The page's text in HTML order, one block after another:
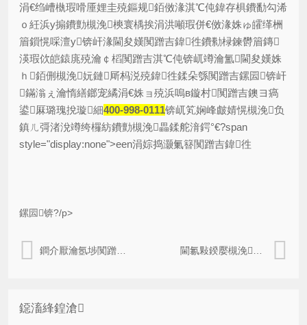
涓€绉嶆槸瑕嗗厜娌圭殑鏂规銆傚湪淇℃伅鍏存椇鐨勫勾浠
ｏ紝浜у搧鐨勯槻浼樉寰楀挨涓洪噸瑕併€傚湪姝ゅ皬缂栦
篃鎻愰啋澶у锛屽湪閫夋嫨闃蹭吉鍏徃鐨勬椂鍊欎篃鏄
渶瑕佽皑鎱庣殑瀹￠槄闃蹭吉淇℃伅锛屼竴瀹氳閫夋嫨姝
ｈ銆侀槻浼妧鏈厛杩涚殑鍏徃鍒朵綔闃蹭吉鏍囩锛屽
鏋滃ぇ瀹惰繕鎯宠繘涓€姝ョ殑浜嗚в鏇村闃蹭吉鐭ヨ瘑
鍙厤璐瑰挩璇細400-998-0111锛屼笂娴峰皻婧愰槻浼负
鎮ㄦ彁渚涗竴绔欏紡鐨勯槻浼畾鍒舵湇鍔°€?span
style="display:none">een涓婃捣灏氭簮闃蹭吉鍏徃
鏍囩锛?/p>
鐧介厭瀹氬埗闃蹭吉鏍囩澧炲姞娑堣垂鑰呬俊浠?/a> 閫氱敤鍨嬮槻浼爣绛炬湁浠€涔堜笉涓€鏍峰悧
鐚滀綘鍠滄